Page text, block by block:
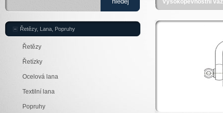
Vysokopevnostní
Řetězy, Lana, Popruhy
Řetězy
Řetízky
Ocelová lana
Textilní lana
Popruhy